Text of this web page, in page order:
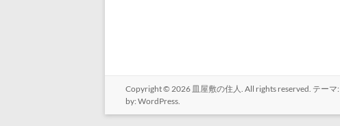
Copyright © 2026 皿屋敷の住人 . All rights reserved. テーマ:
by: WordPress